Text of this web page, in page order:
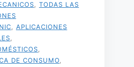
TODAS LAS
APLICACIONES
DE CONSUMO